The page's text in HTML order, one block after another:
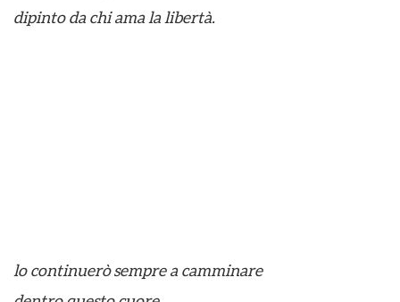
dipinto da chi ama la libertà.
lo continuerò sempre a camminare